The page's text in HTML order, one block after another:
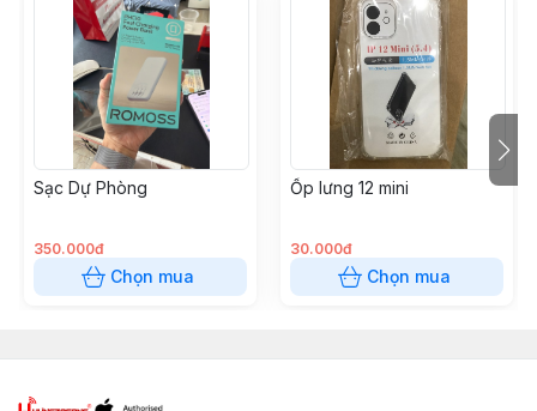
Sạc Dự Phòng
350.000đ
Chọn mua
Ốp lưng 12 mini
30.000đ
Chọn mua